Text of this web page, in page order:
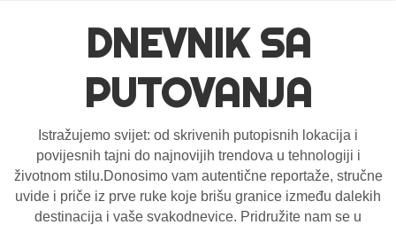
DNEVNIK SA
PUTOVANJA
Istražujemo svijet: od skrivenih putopisnih lokacija i
povijesnih tajni do najnovijih trendova u tehnologiji i
životnom stilu.Donosimo vam autentične reportaže, stručne
uvide i priče iz prve ruke koje brišu granice između dalekih
destinacija i vaše svakodnevice. Pridružite nam se u